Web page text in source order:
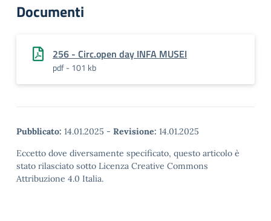
Documenti
256 - Circ.open day INFA MUSEI
pdf - 101 kb
Pubblicato: 14.01.2025 - Revisione: 14.01.2025
Eccetto dove diversamente specificato, questo articolo è
stato rilasciato sotto Licenza Creative Commons
Attribuzione 4.0 Italia.